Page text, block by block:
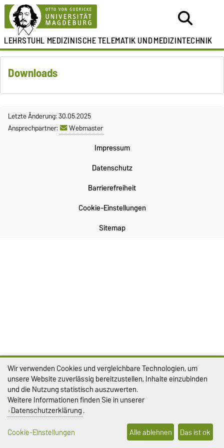
LEHRSTUHL MEDIZINISCHE TELEMATIK UNDMEDIZINTECHNIK
Downloads
Letzte Änderung: 30.05.2025
Ansprechpartner:
Webmaster
Impressum
Datenschutz
Barrierefreiheit
Cookie-Einstellungen
Sitemap
Wir verwenden Cookies und vergleichbare Technologien, um
unsere Website zuverlässig bereitzustellen, Inhalte einzubinden
und die Nutzung statistisch auszuwerten.
Weitere Informationen finden Sie in unserer
Datenschutzerklärung.
Cookie-Einstellungen
Alle ablehnen Das ist ok